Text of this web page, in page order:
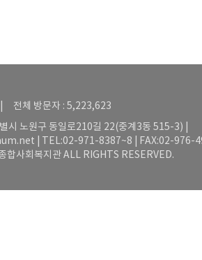
전체 방문자 : 5,223,623
시 노원구 동일로210길 22(중계3동 515-3) |
| TEL:02-971-8387~8 | FAX:02-976-
합사회복지관 ALL RIGHTS RESERVED.